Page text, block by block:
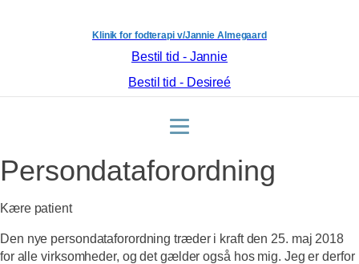
Klinik for fodterapi v/Jannie Almegaard
Bestil tid - Jannie
Bestil tid - Desireé
Persondataforordning
Kære patient
Den nye persondataforordning træder i kraft den 25. maj 2018
for alle virksomheder, og det gælder også hos mig. Jeg er derfor